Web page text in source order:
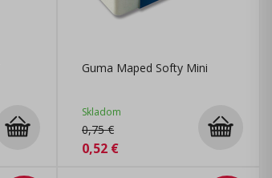
Guma Maped Softy Mini
Skladom
0,75€
0,52 €